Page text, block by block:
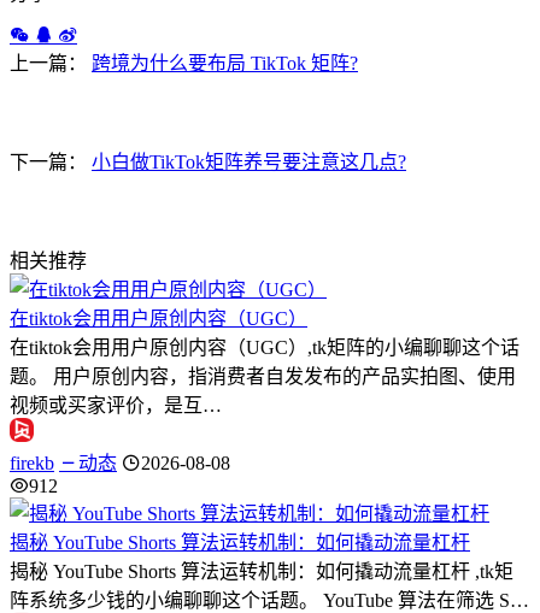
上一篇： 跨境为什么要布局 TikTok 矩阵?
下一篇： 小白做TikTok矩阵养号要注意这几点?
相关推荐
在tiktok会用用户原创内容（UGC）
在tiktok会用用户原创内容（UGC）,tk矩阵的小编聊聊这个话
题。 用户原创内容，指消费者自发发布的产品实拍图、使用
视频或买家评价，是互…
firekb 动态
2026-08-08
912
揭秘 YouTube Shorts 算法运转机制：如何撬动流量杠杆
揭秘 YouTube Shorts 算法运转机制：如何撬动流量杠杆 ,tk矩
阵系统多少钱的小编聊聊这个话题。 YouTube 算法在筛选 S…